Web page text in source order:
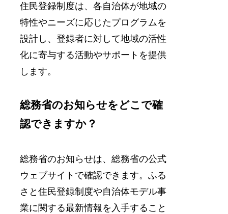
住民登録制度は、各自治体が地域の
特性やニーズに応じたプログラムを
設計し、登録者に対して地域の活性
化に寄与する活動やサポートを提供
します。
総務省のお知らせをどこで確
認できますか？
総務省のお知らせは、総務省の公式
ウェブサイトで確認できます。ふる
さと住民登録制度や自治体モデル事
業に関する最新情報を入手すること